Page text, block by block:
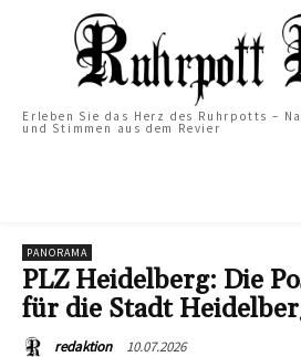
Erleben Sie das Herz des Ruhrpotts –
und Stimmen aus dem Revier
PANORAMA
PLZ Heidelberg: Die
für die Stadt
redaktion 10.07.2026